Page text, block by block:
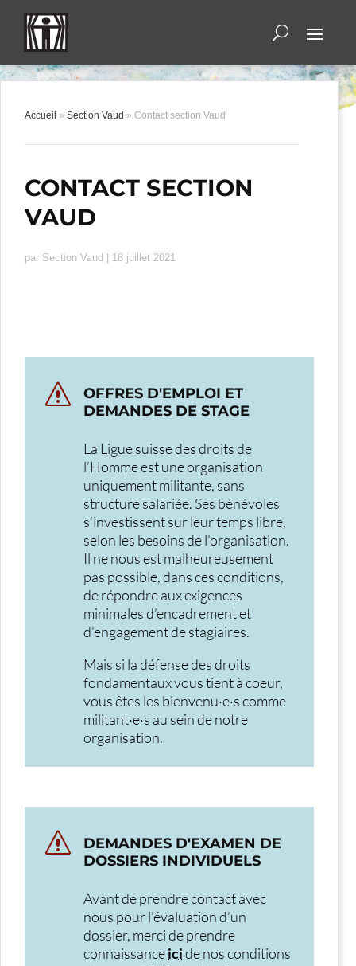
Accueil » Section Vaud » Contact section Vaud
CONTACT SECTION
VAUD
par Section Vaud 18 juillet 2021
s
OFFRES D'EMPLOI ET
DEMANDES DE STAGE
La Ligue suisse des droits de
l’Homme est une organisation
uniquement militante, sans
structure salariée. Ses bénévoles
s’investissent sur leur temps libre,
selon les besoins de l’organisation.
Il ne nous est malheureusement
pas possible, dans ces conditions,
de répondre aux exigences
minimales d’encadrement et
d’engagement de stagiaires.
Mais si la défense des droits
fondamentaux vous tient à coeur,
vous êtes les bienvenu·e·s comme
militant·e·s au sein de notre
organisation.
s
DEMANDES D'EXAMEN DE
DOSSIERS INDIVIDUELS
Avant de prendre contact avec
nous pour l’évaluation d’un
dossier, merci de prendre
connaissanceicide nos conditions